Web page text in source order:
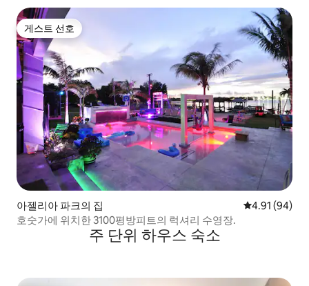
게스트 선호
게스트 선호
아젤리아 파크의 집 평점 4.91점(5
4.91 (94)
호숫가에 위치한 3100평방피트의 럭셔리 수영장.
주 단위 하우스 숙소